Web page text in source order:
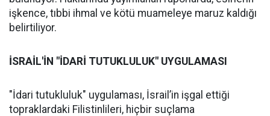
işkence, tıbbi ihmal ve kötü muameleye maruz kaldığı
belirtiliyor.
İSRAİL'İN "İDARİ TUTUKLULUK" UYGULAMASI
"İdari tutukluluk" uygulaması, İsrail’in işgal ettiği
topraklardaki Filistinlileri, hiçbir suçlama